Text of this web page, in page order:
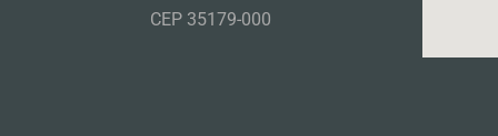
CEP 35179-000